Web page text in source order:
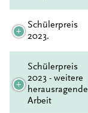
Schülerpreis
2023.
Schülerpreis
2023 - weitere
herausragende
Arbeit